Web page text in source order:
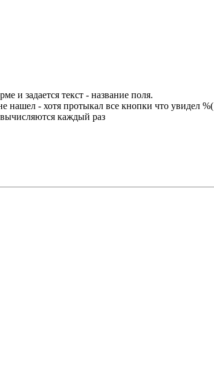
и задается текст - название поля.
нашел - хотя протыкал все кнопки что увидел %(
каждый раз